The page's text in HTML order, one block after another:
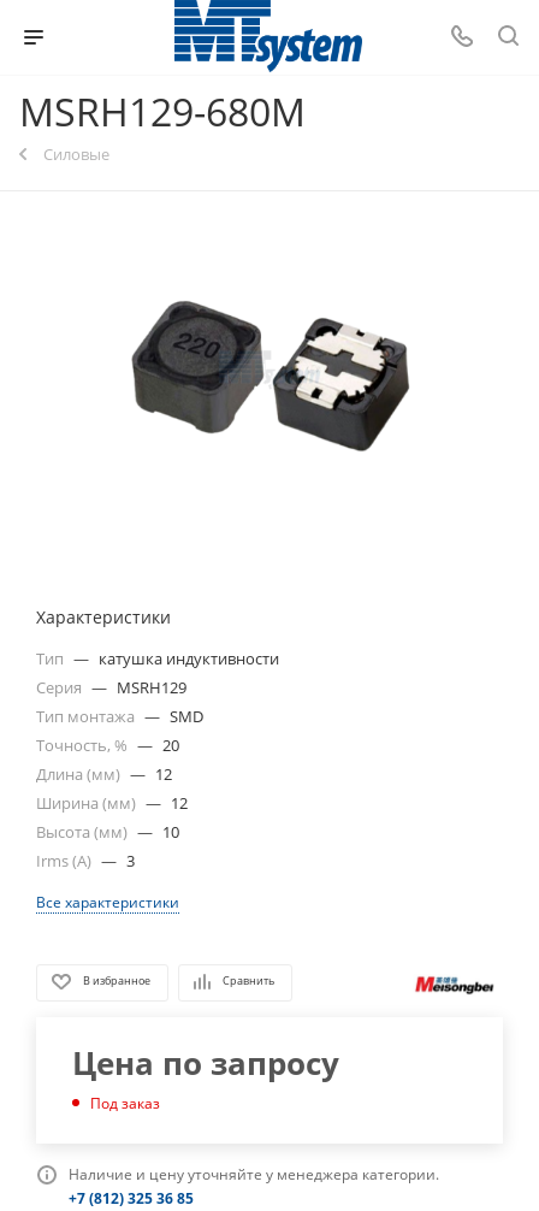
MSRH129-680M
Силовые
Характеристики
Тип — катушка индуктивности
Серия — MSRH129
Тип монтажа — SMD
Точность, % — 20
Длина (мм) — 12
Ширина (мм) — 12
Высота (мм) — 10
Irms (A) — 3
Все характеристики
В избранное Сравнить
Цена по запросу
Под заказ
Наличие и цену уточняйте у менеджера категории.
+7 (812) 325 36 85